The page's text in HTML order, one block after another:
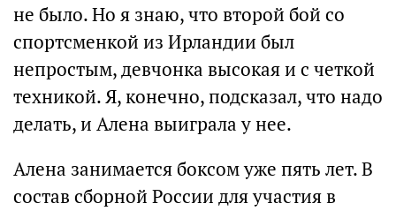
не было. Но я знаю, что второй бой со
спортсменкой из Ирландии был
непростым, девчонка высокая и с четкой
техникой. Я, конечно, подсказал, что надо
делать, и Алена выиграла у нее.
Алена занимается боксом уже пять лет. В
состав сборной России для участия в